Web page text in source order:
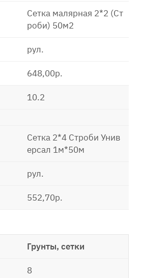
Сетка малярная 2*2 (Ст
роби) 50м2
рул.
648,00р.
10.2
Сетка 2*4 Строби Унив
ерсал 1м*50м
рул.
552,70р.
Грунты, сетки
8